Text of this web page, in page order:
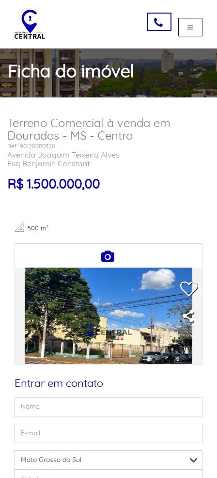
Ficha do imóvel
Terreno Comercial à venda em
Dourados - MS - Centro
Ref.: 90120000328
Avenida Joaquim Teixeira Alves
Esq Benjamin Constant
R$ 1.500.000,00
500 m²
Entrar em contato